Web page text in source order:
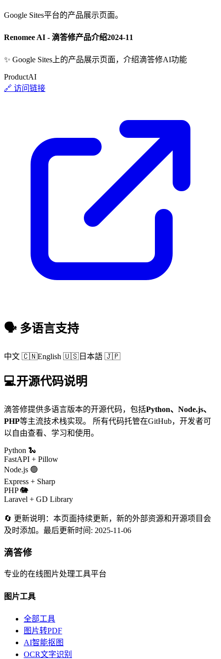
Google Sites平台的产品展示页面。
Renomee AI - 滴答修产品介绍2024-11
✨ Google Sites上的产品展示页面，介绍滴答修AI功能
ProductAI
🔗 访问链接
🗣️ 多语言支持
中文 🇨🇳English 🇺🇸 日本語 🇯🇵
💻开源代码说明
滴答修提供多语言版本的开源代码，包括Python、Node.js、
PHP等主流技术栈实现。 所有代码托管在GitHub，开发者可
以自由查看、学习和使用。
Python 🐍
FastAPI + Pillow
Node.js 🟢
Express + Sharp
PHP 🐘
Laravel + GD Library
🔄 更新说明： 本页面持续更新，新的外部资源和开源项目会
及时添加。最后更新时间: 2025-11-06
滴答修
专业的在线图片处理工具平台
图片工具
全部工具
图片转PDF
AI智能抠图
OCR文字识别